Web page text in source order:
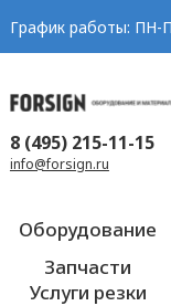
График работы: ПН-
8 (495) 215-11-15
info@forsign.ru
Оборудование
Запчасти
Услуги резки